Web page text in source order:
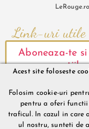
Link-uri utile
Comenzi și
Informații
Acest site foloseste
Folosim cookie-uri
pentru a oferi
traficul. In cazul in care
ul nostru, sunteti de
Aboneaza-te
cu promotiile